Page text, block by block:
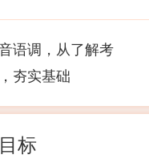
语调，从了解考
夯实基础
标